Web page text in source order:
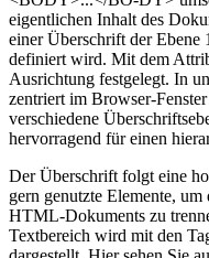
eigentlichen Inhalt des
einer Überschrift der
definiert wird. Mit dem
Ausrichtung festgelegt. In
zentriert im Browser-
verschiedene
hervorragend für einen
Der Überschrift folgt eine
gern genutzte Elemente,
HTML-Dokuments zu
Textbereich wird mit den